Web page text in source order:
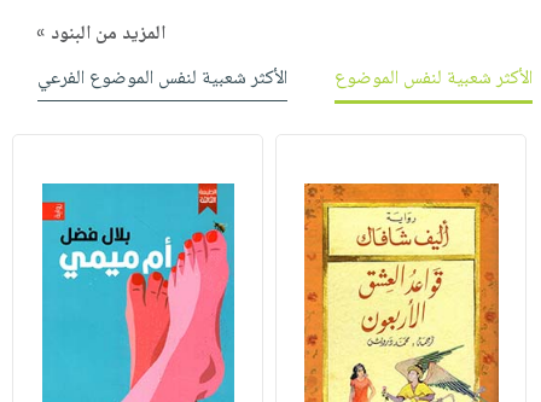
المزيد من البنود »
الأكثر شعبية لنفس الموضوع
الأكثر شعبية لنفس الموضوع الفرعي